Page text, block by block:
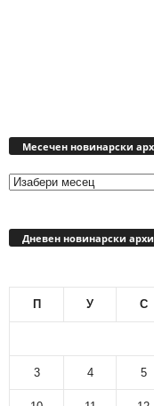
Месечен новинарски
Дневен новинарски
П У С
3 4 5